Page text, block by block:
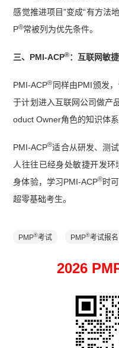
感觉推进项目”变成“有方法
P®常被列为优先条件。
三、PMI-ACP®：互联网敏
PMI-ACP® 同样由PMI颁发
于计划进入互联网公司做产
oduct Owner角色的知识体系
PMI-ACP®适合从研发、测
人往往已经身处敏捷开发
身体验，学习PMI-ACP®时
超零基础考生。
PMP®考试 PMP®考试报名
2026